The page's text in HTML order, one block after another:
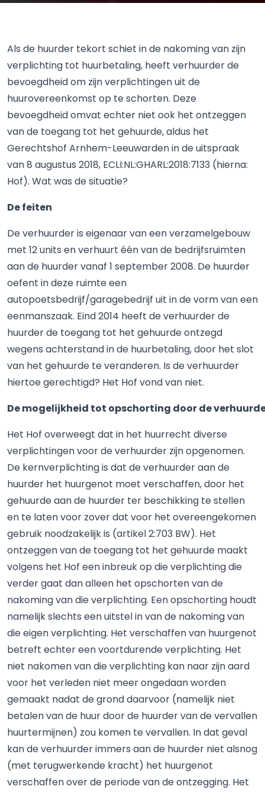
Als de huurder tekort schiet in de nakoming van zijn
verplichting tot huurbetaling, heeft verhuurder de
bevoegdheid om zijn verplichtingen uit de
huurovereenkomst op te schorten. Deze
bevoegdheid omvat echter niet ook het ontzeggen
van de toegang tot het gehuurde, aldus het
Gerechtshof Arnhem-Leeuwarden in de uitspraak
van 8 augustus 2018, ECLI:NL:GHARL:2018:7133 (hierna:
Hof). Wat was de situatie?
De feiten
De verhuurder is eigenaar van een verzamelgebouw
met 12 units en verhuurt één van de bedrijfsruimten
aan de huurder vanaf 1 september 2008. De huurder
oefent in deze ruimte een
autopoetsbedrijf/garagebedrijf uit in de vorm van een
eenmanszaak. Eind 2014 heeft de verhuurder de
huurder de toegang tot het gehuurde ontzegd
wegens achterstand in de huurbetaling, door het slot
van het gehuurde te veranderen. Is de verhuurder
hiertoe gerechtigd? Het Hof vond van niet.
De mogelijkheid tot opschorting door de
Het Hof overweegt dat in het huurrecht diverse
verplichtingen voor de verhuurder zijn opgenomen.
De kernverplichting is dat de verhuurder aan de
huurder het huurgenot moet verschaffen, door het
gehuurde aan de huurder ter beschikking te stellen
en te laten voor zover dat voor het overeengekomen
gebruik noodzakelijk is (artikel 2:703 BW). Het
ontzeggen van de toegang tot het gehuurde maakt
volgens het Hof een inbreuk op die verplichting die
verder gaat dan alleen het opschorten van de
nakoming van die verplichting. Een opschorting houdt
namelijk slechts een uitstel in van de nakoming van
die eigen verplichting. Het verschaffen van huurgenot
betreft echter een voortdurende verplichting. Het
niet nakomen van die verplichting kan naar zijn aard
voor het verleden niet meer ongedaan worden
gemaakt nadat de grond daarvoor (namelijk niet
betalen van de huur door de huurder van de vervallen
huurtermijnen) zou komen te vervallen. In dat geval
kan de verhuurder immers aan de huurder niet alsnog
(met terugwerkende kracht) het huurgenot
verschaffen over de periode van de ontzegging. Het